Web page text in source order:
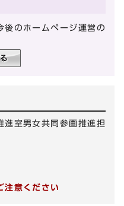
後のホームページ運営の
進室男女共同参画推進担
注意ください